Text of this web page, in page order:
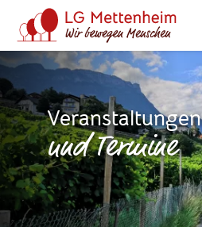
Veranstaltungen
und Termine